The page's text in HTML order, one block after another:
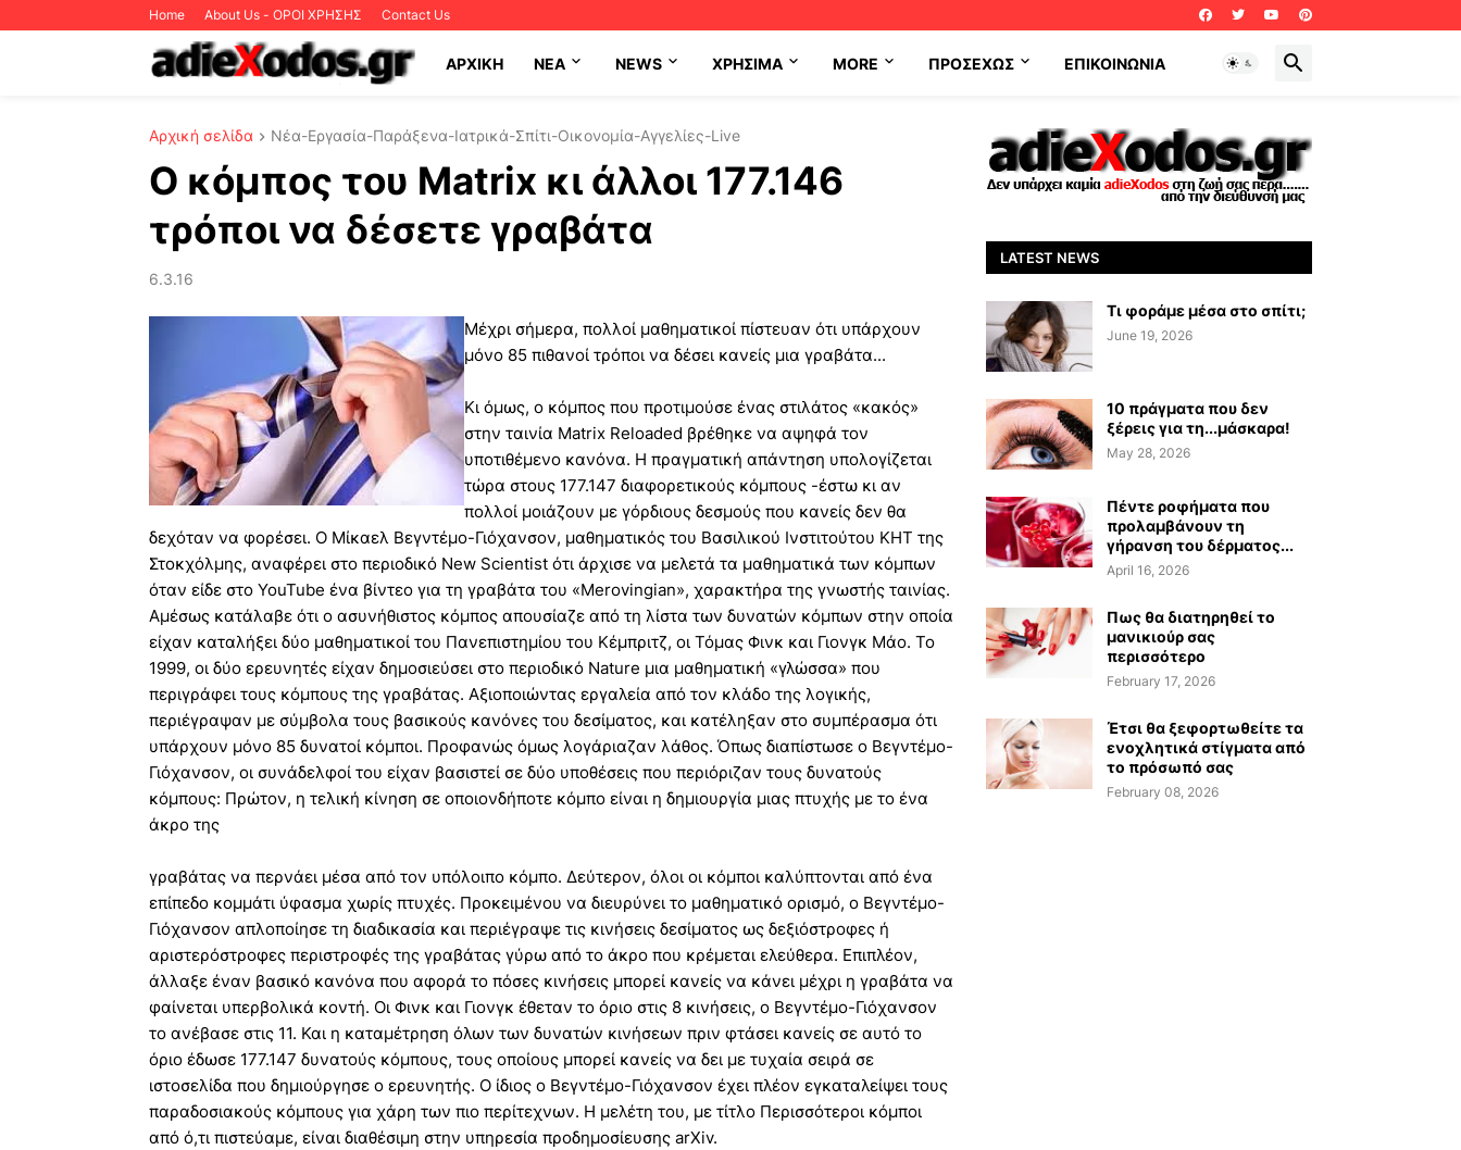
Home About Us - ΟΡΟΙ ΧΡΗΣΗΣ Contact Us
ΑΡΧΙΚΗ NEA NEWS ΧΡΉΣΙΜΑ MORE ΠΡΟΣΕΧΩΣ ΕΠΙΚΟΙΝΩΝΊΑ
Αρχική σελίδα Νέα-Εργασία-Παράξενα-Ιατρικά-Σπίτι-Οικονομία-Αγγελίες-Live
Ο κόμπος του Matrix κι άλλοι 177.146
τρόποι να δέσετε γραβάτα
6.3.16
Μέχρι σήμερα, πολλοί μαθηματικοί πίστευαν ότι υπάρχουν
μόνο 85 πιθανοί τρόποι να δέσει κανείς μια γραβάτα...
Κι όμως, ο κόμπος που προτιμούσε ένας στιλάτος «κακός»
στην ταινία Matrix Reloaded βρέθηκε να αψηφά τον
υποτιθέμενο κανόνα. Η πραγματική απάντηση υπολογίζεται
τώρα στους 177.147 διαφορετικούς κόμπους -έστω κι αν
πολλοί μοιάζουν με γόρδιους δεσμούς που κανείς δεν θα
δεχόταν να φορέσει. Ο Μίκαελ Βεγντέμο-Γιόχανσον, μαθηματικός του Βασιλικού Ινστιτούτου KHT της
Στοκχόλμης, αναφέρει στο περιοδικό New Scientist ότι άρχισε να μελετά τα μαθηματικά των κόμπων
όταν είδε στο YouTube ένα βίντεο για τη γραβάτα του «Merovingian», χαρακτήρα της γνωστής ταινίας.
Αμέσως κατάλαβε ότι ο ασυνήθιστος κόμπος απουσίαζε από τη λίστα των δυνατών κόμπων στην οποία
είχαν καταλήξει δύο μαθηματικοί του Πανεπιστημίου του Κέμπριτζ, οι Τόμας Φινκ και Γιονγκ Μάο. Το
1999, οι δύο ερευνητές είχαν δημοσιεύσει στο περιοδικό Νature μια μαθηματική «γλώσσα» που
περιγράφει τους κόμπους της γραβάτας. Αξιοποιώντας εργαλεία από τον κλάδο της λογικής,
περιέγραψαν με σύμβολα τους βασικούς κανόνες του δεσίματος, και κατέληξαν στο συμπέρασμα ότι
υπάρχουν μόνο 85 δυνατοί κόμποι. Προφανώς όμως λογάριαζαν λάθος. Όπως διαπίστωσε ο Βεγντέμο-
Γιόχανσον, οι συνάδελφοί του είχαν βασιστεί σε δύο υποθέσεις που περιόριζαν τους δυνατούς
κόμπους: Πρώτον, η τελική κίνηση σε οποιονδήποτε κόμπο είναι η δημιουργία μιας πτυχής με το ένα
άκρο της
γραβάτας να περνάει μέσα από τον υπόλοιπο κόμπο. Δεύτερον, όλοι οι κόμποι καλύπτονται από ένα
επίπεδο κομμάτι ύφασμα χωρίς πτυχές. Προκειμένου να διευρύνει το μαθηματικό ορισμό, ο Βεγντέμο-
Γιόχανσον απλοποίησε τη διαδικασία και περιέγραψε τις κινήσεις δεσίματος ως δεξιόστροφες ή
αριστερόστροφες περιστροφές της γραβάτας γύρω από το άκρο που κρέμεται ελεύθερα. Επιπλέον,
άλλαξε έναν βασικό κανόνα που αφορά το πόσες κινήσεις μπορεί κανείς να κάνει μέχρι η γραβάτα να
φαίνεται υπερβολικά κοντή. Οι Φινκ και Γιονγκ έθεταν το όριο στις 8 κινήσεις, ο Βεγντέμο-Γιόχανσον
το ανέβασε στις 11. Και η καταμέτρηση όλων των δυνατών κινήσεων πριν φτάσει κανείς σε αυτό το
όριο έδωσε 177.147 δυνατούς κόμπους, τους οποίους μπορεί κανείς να δει με τυχαία σειρά σε
ιστοσελίδα που δημιούργησε ο ερευνητής. Ο ίδιος ο Βεγντέμο-Γιόχανσον έχει πλέον εγκαταλείψει τους
παραδοσιακούς κόμπους για χάρη των πιο περίτεχνων. Η μελέτη του, με τίτλο Περισσότεροι κόμποι
από ό,τι πιστεύαμε, είναι διαθέσιμη στην υπηρεσία προδημοσίευσης arXiv.
LATEST NEWS
Τι φοράμε μέσα στο σπίτι;
June 19, 2026
10 πράγματα που δεν
ξέρεις για τη...μάσκαρα!
May 28, 2026
Πέντε ροφήματα που
προλαμβάνουν τη
γήρανση του δέρματος...
April 16, 2026
Πως θα διατηρηθεί το
μανικιούρ σας
περισσότερο
February 17, 2026
Έτσι θα ξεφορτωθείτε τα
ενοχλητικά στίγματα από
το πρόσωπό σας
February 08, 2026